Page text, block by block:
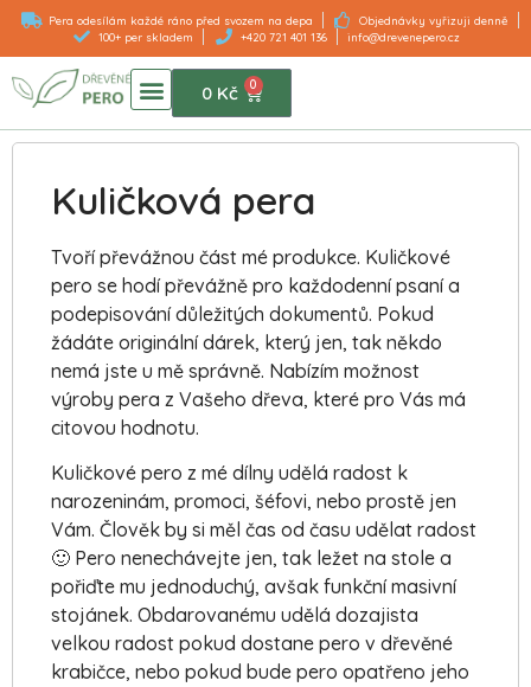
Pera odesílám každé ráno před svozem na depa
Objednávky vyřizuji denně
100+ per skladem
+420 721 401 136 info@drevenepero.cz
0 Kč 0
Kuličková pera
Tvoří převážnou část mé produkce. Kuličkové
pero se hodí převážně pro každodenní psaní a
podepisování důležitých dokumentů. Pokud
žádáte originální dárek, který jen, tak někdo
nemá jste u mě správně. Nabízím možnost
výroby pera z Vašeho dřeva, které pro Vás má
citovou hodnotu.
Kuličkové pero z mé dílny udělá radost k
narozeninám, promoci, šéfovi, nebo prostě jen
Vám. Člověk by si měl čas od času udělat radost
🙂 Pero nenechávejte jen, tak ležet na stole a
pořiďte mu jednoduchý, avšak funkční masivní
stojánek. Obdarovanému udělá dozajista
velkou radost pokud dostane pero v dřevěné
krabičce, nebo pokud bude pero opatřeno jeho